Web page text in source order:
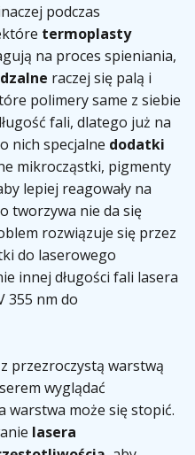
podczas
termoplasty
na proces spieniania,
raczej się palą i
polimery same z siebie
fali, dlatego już na
nich specjalne dodatki
mikrocząstki, pigmenty
lepiej reagowały na
tworzywa nie da się
rozwiązuje się przez
do laserowego
innej długości fali lasera
355 nm do
z przezroczystą warstwą
wyglądać
warstwa może się stopić.
lasera